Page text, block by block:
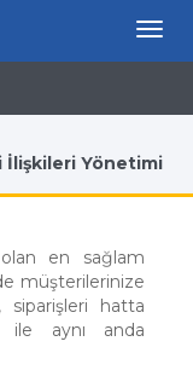
İlişkileri Yönetimi
en sağlam
müşterilerinize
siparişleri hatta
ile aynı anda